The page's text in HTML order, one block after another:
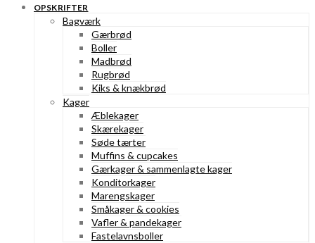
OPSKRIFTER
Bagværk
Gærbrød
Boller
Madbrød
Rugbrød
Kiks & knækbrød
Kager
Æblekager
Skærekager
Søde tærter
Muffins & cupcakes
Gærkager & sammenlagte kager
Konditorkager
Marengskager
Småkager & cookies
Vafler & pandekager
Fastelavnsboller